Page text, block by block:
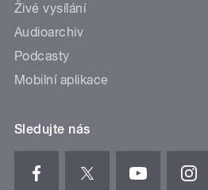
Živé vysílání
Audioarchiv
Podcasty
Mobilní aplikace
Sledujte nás